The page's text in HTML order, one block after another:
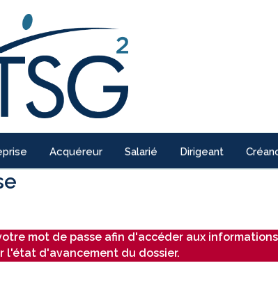
Acquéreur Salarié Dirigeant
mot de passe afin d'accéder aux informations
l'état d'avancement du dossier.